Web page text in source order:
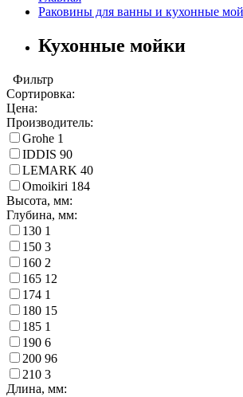
Раковины для ванны и кухонные
Кухонные мойки
Фильтр
Сортировка:
Цена:
Производитель:
Grohe 1
IDDIS 90
LEMARK 40
Omoikiri 184
Высота, мм:
Глубина, мм:
130 1
150 3
160 2
165 12
174 1
180 15
185 1
190 6
200 96
210 3
Длина, мм: